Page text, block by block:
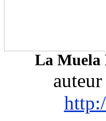
La Muela
auteur